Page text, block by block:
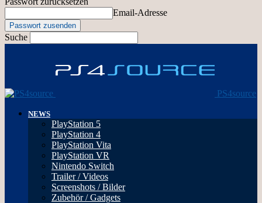
Email-Adresse
Suche
PS4source
NEWS
PlayStation 5
PlayStation 4
PlayStation Vita
PlayStation VR
Nintendo Switch
Trailer / Videos
Screenshots / Bilder
Zubehör / Gadgets